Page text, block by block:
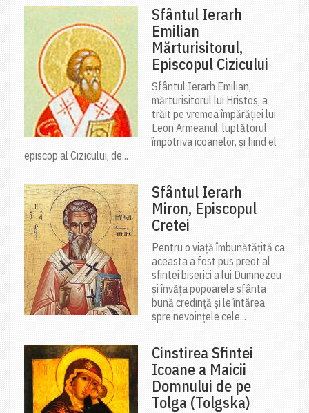
Sfântul Ierarh
Emilian
Mărturisitorul,
Episcopul Cizicului
Sfântul Ierarh Emilian,
mărturisitorul lui Hristos, a
trăit pe vremea împărăției lui
Leon Armeanul, luptătorul
împotriva icoanelor, și fiind el
episcop al Cizicului, de...
Sfântul Ierarh
Miron, Episcopul
Cretei
Pentru o viață îmbunătățită ca
aceasta a fost pus preot al
sfintei biserici a lui Dumnezeu
și învăța popoarele sfânta
bună credință și le întărea
spre nevoințele cele...
Cinstirea Sfintei
Icoane a Maicii
Domnului de pe
Tolga (Tolgska)